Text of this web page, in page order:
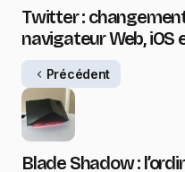
Twitter :
navigateur Web, iOS
Précédent
Blade Shadow :